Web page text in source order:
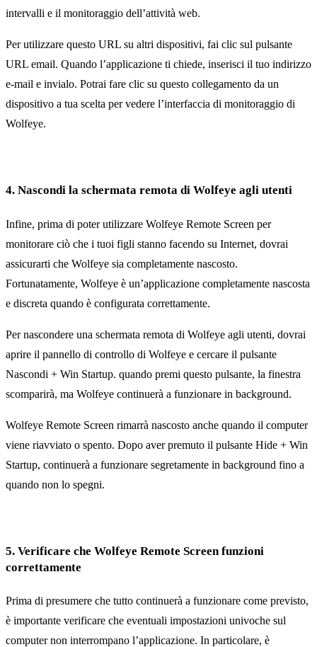
intervalli e il monitoraggio dell’attività web.
Per utilizzare questo URL su altri dispositivi, fai clic sul pulsante
URL email. Quando l’applicazione ti chiede, inserisci il tuo indirizzo
e-mail e invialo. Potrai fare clic su questo collegamento da un
dispositivo a tua scelta per vedere l’interfaccia di monitoraggio di
Wolfeye.
4. Nascondi la schermata remota di Wolfeye agli utenti
Infine, prima di poter utilizzare Wolfeye Remote Screen per
monitorare ciò che i tuoi figli stanno facendo su Internet, dovrai
assicurarti che Wolfeye sia completamente nascosto.
Fortunatamente, Wolfeye è un’applicazione completamente nascosta
e discreta quando è configurata correttamente.
Per nascondere una schermata remota di Wolfeye agli utenti, dovrai
aprire il pannello di controllo di Wolfeye e cercare il pulsante
Nascondi + Win Startup. quando premi questo pulsante, la finestra
scomparirà, ma Wolfeye continuerà a funzionare in background.
Wolfeye Remote Screen rimarrà nascosto anche quando il computer
viene riavviato o spento. Dopo aver premuto il pulsante Hide + Win
Startup, continuerà a funzionare segretamente in background fino a
quando non lo spegni.
5. Verificare che Wolfeye Remote Screen funzioni
correttamente
Prima di presumere che tutto continuerà a funzionare come previsto,
è importante verificare che eventuali impostazioni univoche sul
computer non interrompano l’applicazione. In particolare, è